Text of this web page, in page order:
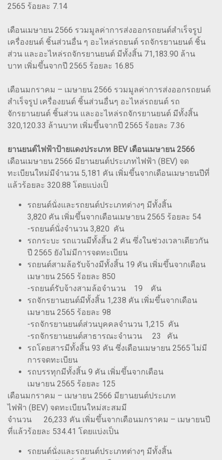
2565 ร้อยละ 7.14
เดือนเมษายน 2566 รวมมูลค่าการส่งออกรถยนต์สำเร็จรูป
เครื่องยนต์ ชิ้นส่วนอื่น ๆ อะไหล่รถยนต์ รถจักรยานยนต์ ชิ้น
ส่วน และอะไหล่รถจักรยานยนต์ มีทั้งสิ้น 71,183.90 ล้าน
บาท เพิ่มขึ้นจากปี 2565 ร้อยละ 16.85
เดือนมกราคม – เมษายน 2566 รวมมูลค่าการส่งออกรถยนต์
สำเร็จรูป เครื่องยนต์ ชิ้นส่วนอื่นๆ อะไหล่รถยนต์ รถ
จักรยานยนต์ ชิ้นส่วน และอะไหล่รถจักรยานยนต์ มีทั้งสิ้น
320,120.33 ล้านบาท เพิ่มขึ้นจากปี 2565 ร้อยละ 7.36
ยานยนต์ไฟฟ้าป้ายแดงประเภท BEV เดือนเมษายน 2566
เดือนเมษายน 2566 มียานยนต์ประเภทไฟฟ้า (BEV) จด
ทะเบียนใหม่มีจำนวน 5,181 คัน เพิ่มขึ้นจากเดือนเมษายนปีที่
แล้วร้อยละ 320.88 โดยแบ่งเป็
รถยนต์นั่งและรถยนต์ประเภทต่างๆ มีทั้งสิ้น
3,820 คัน เพิ่มขึ้นจากเดือนเมษายน 2565 ร้อยละ 54
-รถยนต์นั่งจำนวน 3,820 คัน
รถกระบะ รถแวนมีทั้งสิ้น 2 คัน ซึ่งในช่วงเวลาเดียวกัน
ปี 2565 ยังไม่มีการจดทะเบียน
รถยนต์สามล้อรับจ้างมีทั้งสิ้น 19 คัน เพิ่มขึ้นจากเดือน
เมษายน 2565 ร้อยละ 850
-รถยนต์รับจ้างสามล้อจำนวน 19 คัน
รถจักรยานยนต์มีทั้งสิ้น 1,238 คัน เพิ่มขึ้นจากเดือน
เมษายน 2565 ร้อยละ 98
-รถจักรยานยนต์ส่วนบุคคลจำนวน 1,215 คัน
-รถจักรยานยนต์สาธารณะจำนวน 23 คัน
รถโดยสารมีทั้งสิ้น 93 คัน ซึ่งเดือนเมษายน 2565 ไม่มี
การจดทะเบียน
รถบรรทุกมีทั้งสิ้น 9 คัน เพิ่มขึ้นจากเดือน
เมษายน 2565 ร้อยละ 125
เดือนมกราคม – เมษายน 2566 มียานยนต์ประเภท
ไฟฟ้า (BEV) จดทะเบียนใหม่สะสมมี
จำนวน 26,233 คัน เพิ่มขึ้นจากเดือนมกราคม – เมษายนปี
ที่แล้วร้อยละ 534.41 โดยแบ่งเป็น
รถยนต์นั่งและรถยนต์ประเภทต่างๆ มีทั้งสิ้น